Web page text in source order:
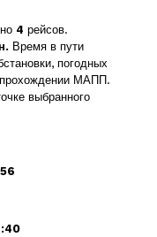
4 рейсов.
Время в пути
погодных
МАПП.
выбранного